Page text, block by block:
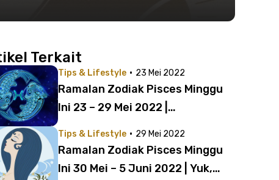
Terkait
Tips & Lifestyle · 23 Mei 2022
Ramalan Zodiak Pisces Minggu
Ini 23 – 29 Mei 2022 |
Tips & Lifestyle · 29 Mei 2022
Ramalan Zodiak Pisces Minggu
Ini 30 Mei – 5 Juni 2022 | Yuk,